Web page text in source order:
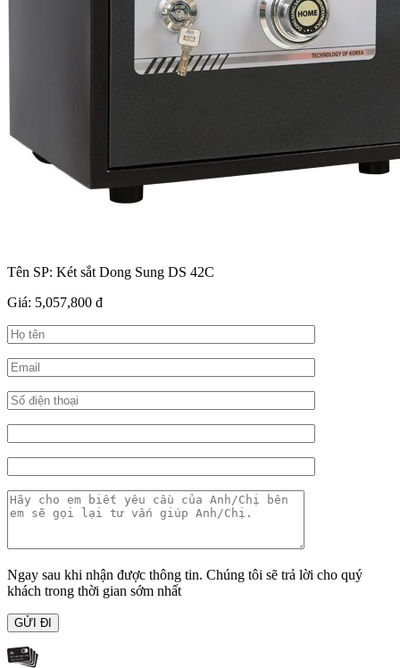
Tên SP: Két sắt Dong Sung DS 42C
Giá: 5,057,800 đ
Ngay sau khi nhận được thông tin. Chúng tôi sẽ trả lời cho quý
khách trong thời gian sớm nhất